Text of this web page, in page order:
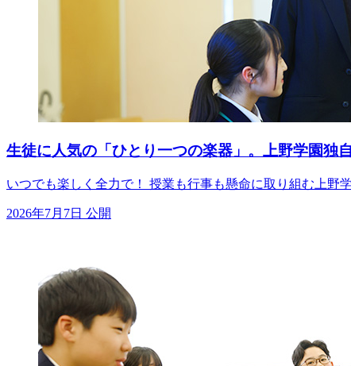
生徒に人気の「ひとり一つの楽器」。上野学園独
いつでも楽しく全力で！ 授業も行事も懸命に取り組む上
2026年7月7日 公開